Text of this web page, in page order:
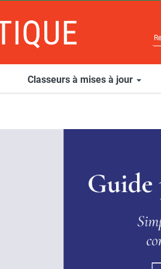
Classeurs à mises à jour